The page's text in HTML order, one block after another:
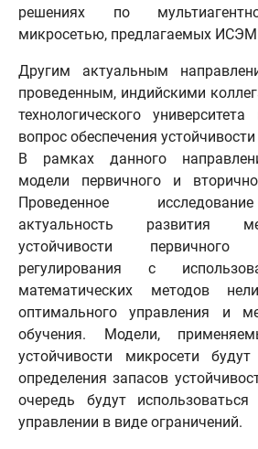
решениях по
микросетью, предлагаемых
Другим актуальным
проведенным, индийскими
технологического
вопрос обеспечения
В рамках данного
модели первичного и
Проведенное
актуальность развития
устойчивости
регулирования с
математических методов
оптимального управления и
обучения. Модели,
устойчивости микросети
определения запасов
очередь будут
управлении в виде ограничений.